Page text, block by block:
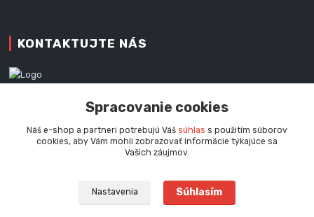
KONTAKTUJTE NÁS
+421 905 060 020
info@redx-stany.sk
Spracovanie cookies
Náš e-shop a partneri potrebujú Váš súhlas s použitím súborov
cookies, aby Vám mohli zobrazovať informácie týkajúce sa
Vašich záujmov.
Nastavenia Súhlasím